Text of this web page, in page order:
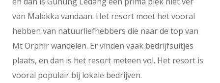
van Malakka vandaan. Het resort moet het vooral
hebben van natuurliefhebbers die naar de top van
Mt Orphir wandelen. Er vinden vaak bedrijfsuitjes
plaats, en dan is het resort meteen vol. Het resort is
vooral populair bij lokale bedrijven.